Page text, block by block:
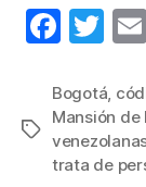
F
c
e
b
T
tt
er
Etiquetas
Bogotá,
Mansión de
trata de